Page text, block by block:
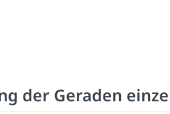
der Geraden